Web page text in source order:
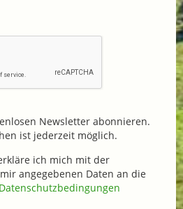
Newsletter abonnieren.
ist jederzeit möglich.
ich mich mit der
angegebenen Daten an die
Datenschutzbedingungen